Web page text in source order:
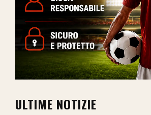
ULTIME NOTIZIE